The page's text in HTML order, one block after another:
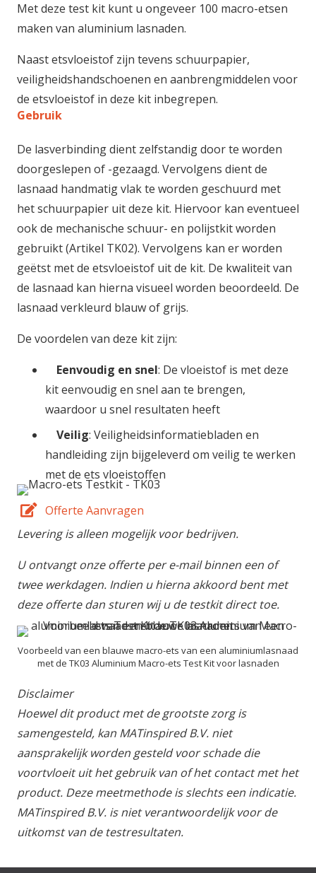
Met deze test kit kunt u ongeveer 100 macro-etsen
maken van aluminium lasnaden.
Naast etsvloeistof zijn tevens schuurpapier,
veiligheidshandschoenen en aanbrengmiddelen voor
de etsvloeistof in deze kit inbegrepen.
Gebruik
De lasverbinding dient zelfstandig door te worden
doorgeslepen of -gezaagd. Vervolgens dient de
lasnaad handmatig vlak te worden geschuurd met
het schuurpapier uit deze kit. Hiervoor kan eventueel
ook de mechanische schuur- en polijstkit worden
gebruikt (Artikel TK02). Vervolgens kan er worden
geëtst met de etsvloeistof uit de kit. De kwaliteit van
de lasnaad kan hierna visueel worden beoordeeld. De
lasnaad verkleurd blauw of grijs.
De voordelen van deze kit zijn:
Eenvoudig en snel: De vloeistof is met deze
kit eenvoudig en snel aan te brengen,
waardoor u snel resultaten heeft
Veilig: Veiligheidsinformatiebladen en
handleiding zijn bijgeleverd om veilig te werken
met de ets vloeistoffen
Offerte Aanvragen
Levering is alleen mogelijk voor bedrijven.
U ontvangt onze offerte per e-mail binnen een of
twee werkdagen. Indien u hierna akkoord bent met
deze offerte dan sturen wij u de testkit direct toe.
Voorbeeld van een blauwe macro-ets van een aluminiumlasnaad
met de TK03 Aluminium Macro-ets Test Kit voor lasnaden
Disclaimer
Hoewel dit product met de grootste zorg is
samengesteld, kan MATinspired B.V. niet
aansprakelijk worden gesteld voor schade die
voortvloeit uit het gebruik van of het contact met het
product. Deze meetmethode is slechts een indicatie.
MATinspired B.V. is niet verantwoordelijk voor de
uitkomst van de testresultaten.